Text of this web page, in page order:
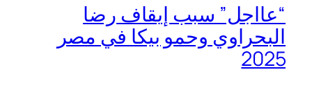
“عااجل” سبب إيقاف رضا
البحراوي وحمو بيكا في مصر
2025